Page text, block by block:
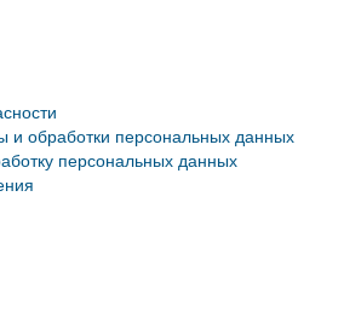
и обработки персональных данных
персональных данных